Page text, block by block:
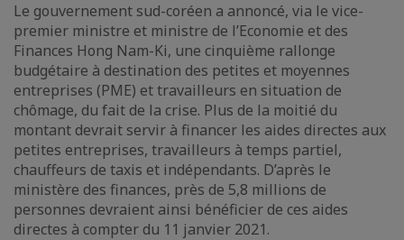
Le gouvernement sud-coréen a annoncé, via le vice-
premier ministre et ministre de l’Economie et des
Finances Hong Nam-Ki, une cinquième rallonge
budgétaire à destination des petites et moyennes
entreprises (PME) et travailleurs en situation de
chômage, du fait de la crise. Plus de la moitié du
montant devrait servir à financer les aides directes aux
petites entreprises, travailleurs à temps partiel,
chauffeurs de taxis et indépendants. D’après le
ministère des finances, près de 5,8 millions de
personnes devraient ainsi bénéficier de ces aides
directes à compter du 11 janvier 2021.